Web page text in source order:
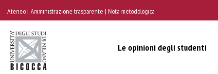
Ateneo Amministrazione trasparente Nota metodologica
Le opinioni degli studenti